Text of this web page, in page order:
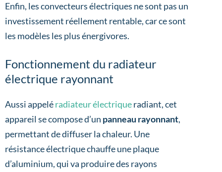
Enfin, les convecteurs électriques ne sont pas un
investissement réellement rentable, car ce sont
les modèles les plus énergivores.
Fonctionnement du radiateur
électrique rayonnant
Aussi appeléradiateur électriqueradiant, cet
appareil se compose d’un panneau rayonnant,
permettant de diffuser la chaleur. Une
résistance électrique chauffe une plaque
d’aluminium, qui va produire des rayons